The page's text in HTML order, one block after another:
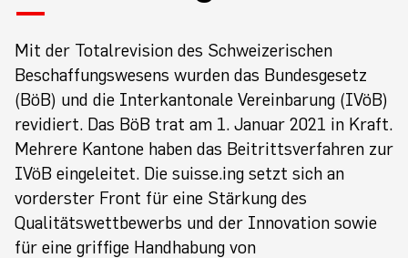
Mit der Totalrevision des Schweizerischen
Beschaffungswesens wurden das Bundesgesetz
(BöB) und die Interkantonale Vereinbarung (IVöB)
revidiert. Das BöB trat am 1. Januar 2021 in Kraft.
Mehrere Kantone haben das Beitrittsverfahren zur
IVöB eingeleitet. Die suisse.ing setzt sich an
vorderster Front für eine Stärkung des
Qualitätswettbewerbs und der Innovation sowie
für eine griffige Handhabung von